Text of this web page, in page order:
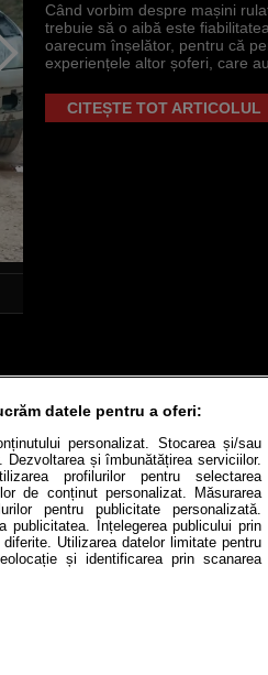
Când vorbim despre mașini
trebuie să o aibă este
oarecum înșelător, pentru că
experiențele altor șoferi, care
CITEȘTE TOT ARTICOLUL
Prioritate Cât costă?
Contact Modifică
(site-uri, instituţii mass-media,
Autor fără acordul nostru.
2, J2016000631407, CIF:
datele pentru a oferi:
personalizat. Stocarea și/sau
și îmbunătățirea serviciilor.
profilurilor pentru selectarea
de conținut personalizat. Măsurarea
pentru publicitate personalizată.
publicitatea. Înțelegerea publicului prin
Utilizarea datelor limitate pentru
și identificarea prin scanarea